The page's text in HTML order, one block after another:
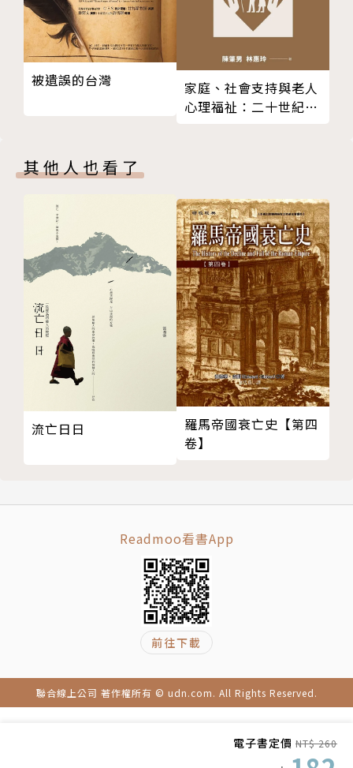
電子書定價 NT$ 260
吳晟｜詩人
楊宗翰｜空屋筆記
林冠廷｜Youtuber「台客劇場」導演
謝昕璇｜世界旅行冒險家CC（https://www.faceboo
推薦
《帕帕拉吉》一書從人類物質生活的無度追求、精神生
活的虛妄等方方面面都加以質疑，有的只是跳出此山中
的疏離效果，也許可以理解為文化差異產生的荒謬。但
更多的是觸及西方文化本質矛盾的一針見血。——廖偉
作者簡介
埃利希‧薛曼（Erich Scheurmann, 1878-1957）
德國作家、畫家，一九七八年生於德國漢堡，十九歲時
徒步漫遊德國。年少時於漢堡與紐倫堡就讀藝術學校，
一九ＯＯ年進入慕尼黑藝術學院。
國作家赫曼‧赫塞（Hermann Hesse）結識。一九一
四年，柏林出版商請薛曼書寫南太平洋的故事。薛曼旅
行至薩摩亞群島，該群島的西半部為德國殖民地；一九
一五年從薩摩亞群島旅行至美國，在那裡寫下流傳後世
其文學作品自一九一一年發表以來共有十四 部，主題
薛曼的文學代表作。
被遺誤的台灣
家庭、社會支持與老人
心理福祉：二十世紀末
其他人也看了
流亡日日
羅馬帝國衰亡史【第四
卷】
Readmoo看書App
前往下載
聯合線上公司 著作權所有 © udn.com. All Rights Reserved.